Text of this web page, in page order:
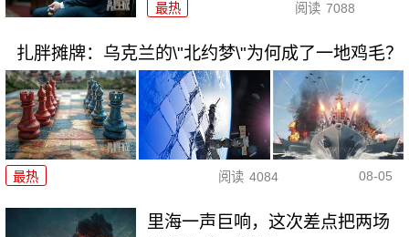
最热 阅读 7088
扎胖摊牌：乌克兰的\"北约梦\"为何成了一地鸡毛？
最热 阅读 4084 08-05
里海一声巨响，这次差点把两场